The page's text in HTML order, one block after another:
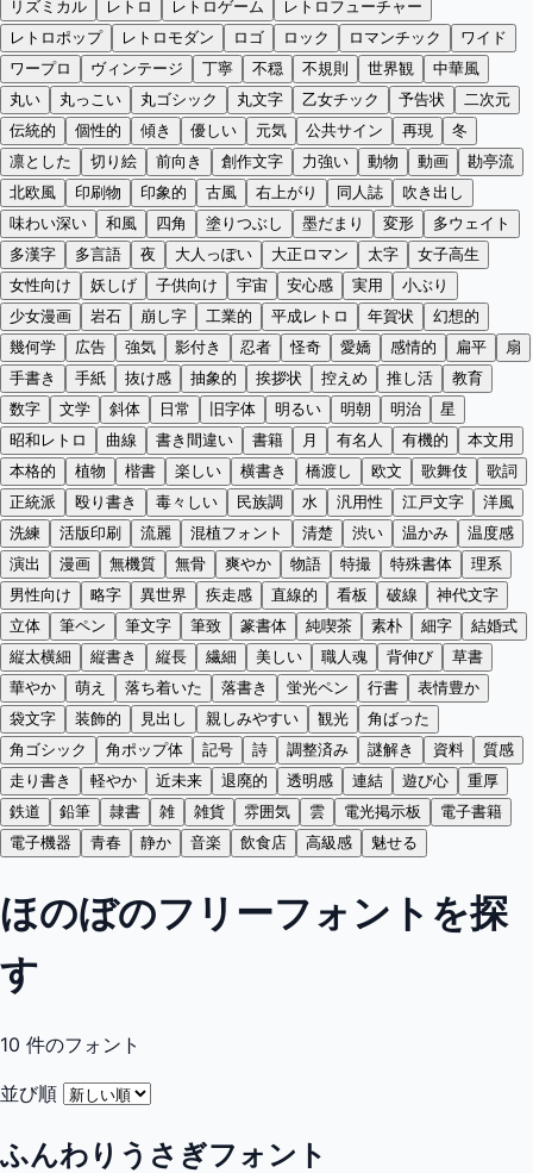
リズミカル レトロ レトロゲーム
レトロフューチャー
レトロポップ
レトロモダン ロゴ ロック ロマンチック
ワイド
ワープロ
ヴィンテージ 丁寧 不穏 不規則 世界観
中華風
丸い
丸っこい 丸ゴシック 丸文字 乙女チック 予告状
二次元
伝統的
個性的 傾き 優しい 元気 公共サイン 再現
冬
凛とした
切り絵 前向き 創作文字 力強い 動物 動画
勘亭流
北欧風
印刷物 印象的 古風 右上がり 同人誌
吹き出し
味わい深い
和風 四角 塗りつぶし 墨だまり 変形
多ウェイト
多漢字
多言語 夜 大人っぽい 大正ロマン 太字
女子高生
女性向け
妖しげ 子供向け 宇宙 安心感 実用
小ぶり
少女漫画
岩石 崩し字 工業的 平成レトロ 年賀状
幻想的
幾何学
広告 強気 影付き 忍者 怪奇 愛嬌 感情的 扁平
扇
手書き
手紙 抜け感 抽象的 挨拶状 控えめ 推し活
教育
数字
文学 斜体 日常 旧字体 明るい 明朝 明治
星
昭和レトロ
曲線 書き間違い 書籍 月 有名人 有機的
本文用
本格的
植物 楷書 楽しい 横書き 橋渡し 欧文 歌舞伎
歌詞
正統派
殴り書き 毒々しい 民族調 水 汎用性 江戸文字
洋風
洗練
活版印刷 流麗 混植フォント 清楚 渋い 温かみ
温度感
演出
漫画 無機質 無骨 爽やか 物語 特撮 特殊書体
理系
男性向け
略字 異世界 疾走感 直線的 看板 破線
神代文字
立体
筆ペン 筆文字 筆致 篆書体 純喫茶 素朴 細字
結婚式
縦太横細
縦書き 縦長 繊細 美しい 職人魂 背伸び
草書
華やか
萌え 落ち着いた 落書き 蛍光ペン 行書
表情豊か
袋文字
装飾的 見出し 親しみやすい 観光
角ばった
角ゴシック
角ポップ体 記号 詩 調整済み 謎解き 資料
質感
走り書き
軽やか 近未来 退廃的 透明感 連結 遊び心
重厚
鉄道
鉛筆 隷書 雑 雑貨 雰囲気 雲 電光掲示板
電子書籍
電子機器
青春 静か 音楽 飲食店 高級感 魅せる
ほのぼのフリーフォントを探
す
10 件のフォント
並び順
ふんわりうさぎフォント